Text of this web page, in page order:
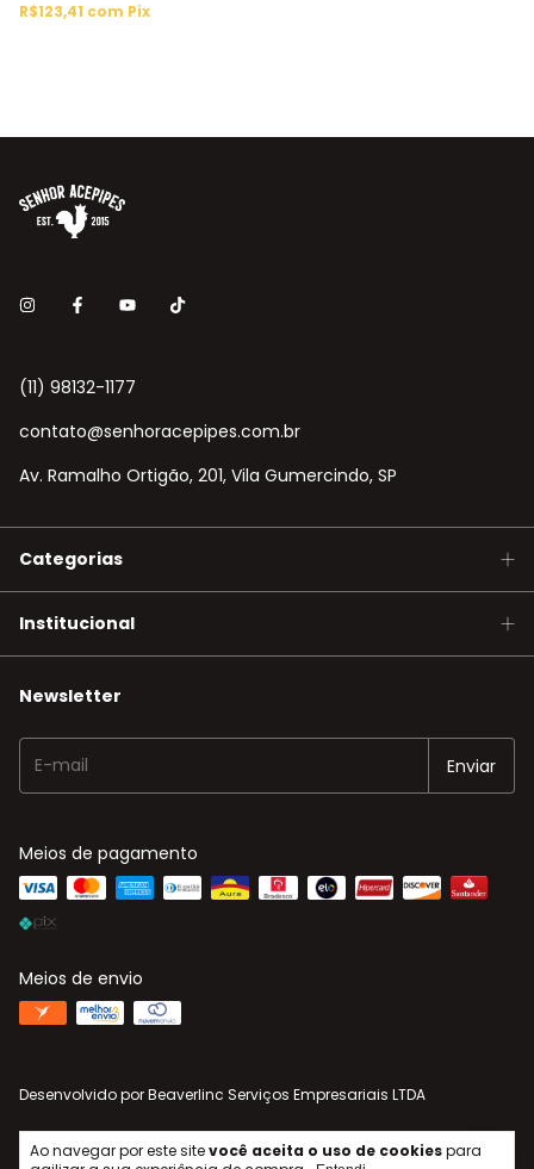
Ao navegar por este sitevocê aceita o uso de cookiespara
R$123,41 com Pix
(11) 98132-1177
contato@senhoracepipes.com.br
Av. Ramalho Ortigão, 201, Vila Gumercindo, SP
Categorias
Institucional
Newsletter
Meios de pagamento
Meios de envio
Desenvolvido porBeaverlinc Serviços Empresariais LTDA